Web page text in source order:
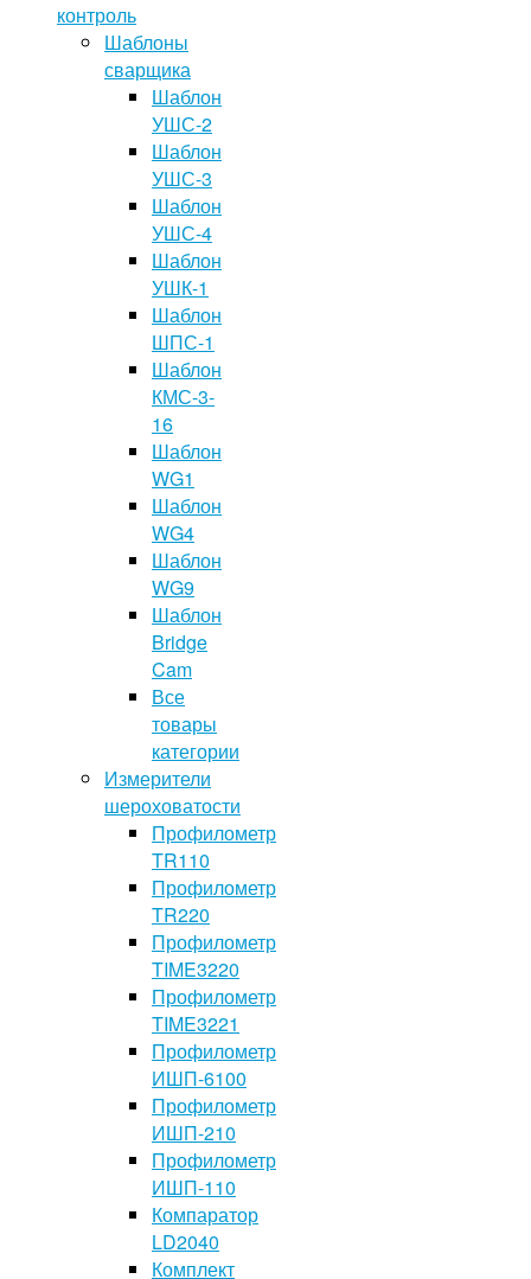
контроль
Шаблоны
сварщика
Шаблон
УШС-2
Шаблон
УШС-3
Шаблон
УШС-4
Шаблон
УШК-1
Шаблон
ШПС-1
Шаблон
КМС-3-
16
Шаблон
WG1
Шаблон
WG4
Шаблон
WG9
Шаблон
Bridge
Cam
Все
товары
категории
Измерители
шероховатости
Профилометр
TR110
Профилометр
TR220
Профилометр
TIME3220
Профилометр
TIME3221
Профилометр
ИШП-6100
Профилометр
ИШП-210
Профилометр
ИШП-110
Компаратор
LD2040
Комплект